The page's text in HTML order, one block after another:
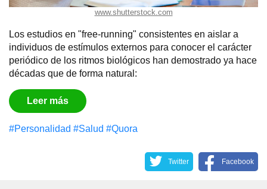
www.shutterstock.com
Los estudios en "free-running" consistentes en aislar a
individuos de estímulos externos para conocer el carácter
periódico de los ritmos biológicos han demostrado ya hace
décadas que de forma natural:
Leer más
#Personalidad #Salud #Quora
Twitter Facebook